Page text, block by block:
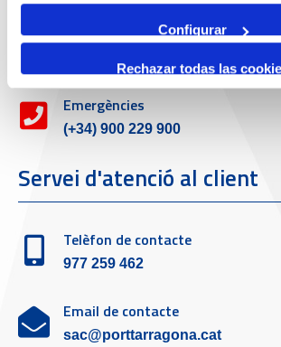
Configurar
Rechazar todas las
Telèfon de contacte
Emergències
(+34) 900 229 900
Servei d'atenció al client
Telèfon de contacte
977 259 462
Email de contacte
sac@porttarragona.cat